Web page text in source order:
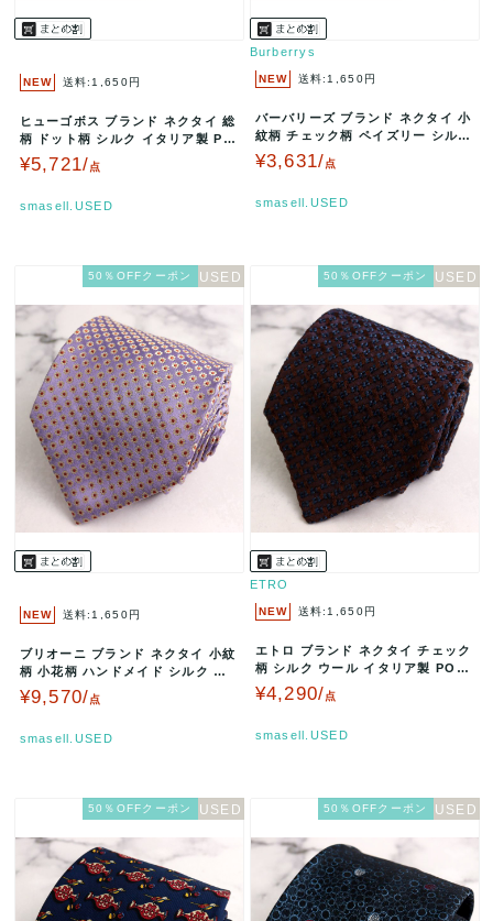
NEW 送料:1,650円
ヒューゴボス ブランド ネクタイ 総
柄 ドット柄 シルク イタリア製 PO
メンズ ブルー HUGO…
¥5,721/点
smasell.USED
Burberrys
NEW 送料:1,650円
バーバリーズ ブランド ネクタイ 小
紋柄 チェック柄 ペイズリー シルク
イギリス制 PO メンズ …
¥3,631/点
smasell.USED
50％OFFクーポン
NEW 送料:1,650円
ブリオーニ ブランド ネクタイ 小紋
柄 小花柄 ハンドメイド シルク イ
タリア製 PO メンズ パー…
¥9,570/点
smasell.USED
50％OFFクーポン
ETRO
NEW 送料:1,650円
エトロ ブランド ネクタイ チェック
柄 シルク ウール イタリア製 PO
メンズ ブラウン ETRO…
¥4,290/点
smasell.USED
50％OFFクーポン 50％OFFクーポン